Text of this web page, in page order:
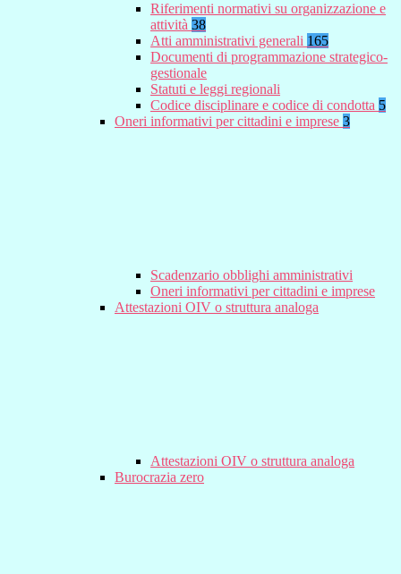
Riferimenti normativi su organizzazione e
attività 38
Atti amministrativi generali 165
Documenti di programmazione strategico-
gestionale
Statuti e leggi regionali
Codice disciplinare e codice di condotta 5
Oneri informativi per cittadini e imprese 3
Scadenzario obblighi amministrativi
Oneri informativi per cittadini e imprese
Attestazioni OIV o struttura analoga
Attestazioni OIV o struttura analoga
Burocrazia zero